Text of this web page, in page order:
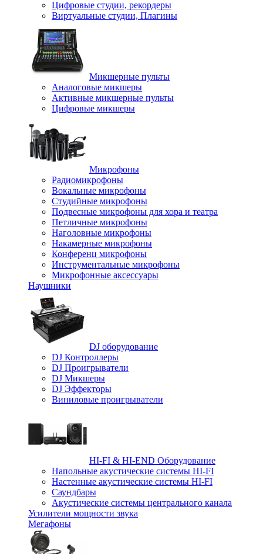
Цифровые студии, рекордеры
Виртуальные студии, Плагины
Микшерные пульты
Аналоговые микшеры
Активные микшерные пульты
Цифровые микшеры
Микрофоны
Радиомикрофоны
Вокальные микрофоны
Студийные микрофоны
Подвесные микрофоны для хора и театра
Петличные микрофоны
Наголовные микрофоны
Накамерные микрофоны
Конференц микрофоны
Инструментальные микрофоны
Микрофонные аксессуары
Наушники
DJ оборудование
DJ Контроллеры
DJ Проигрыватели
DJ Микшеры
DJ Эффекторы
Виниловые проигрыватели
HI-FI & HI-END Оборудование
Напольные акустические системы HI-FI
Настенные акустические системы HI-FI
Саундбары
Акустические системы центрального канала
Усилители мощности звука
Мегафоны